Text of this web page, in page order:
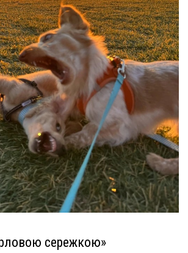
сережкою»